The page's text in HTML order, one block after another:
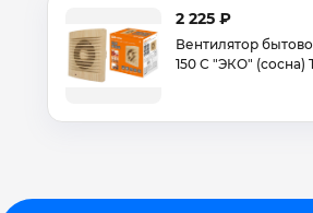
2 225 ₽
Вентилятор
150 С "ЭКО" (сосна)